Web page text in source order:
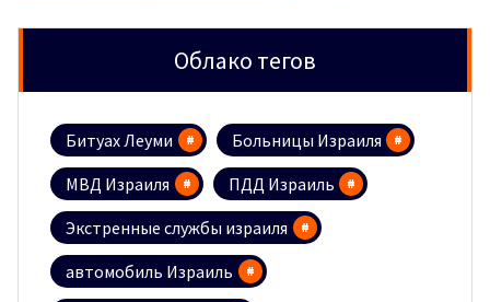
Облако тегов
Битуах Леуми
Больницы Израиля
МВД Израиля
ПДД Израиль
Экстренные службы израиля
автомобиль Израиль